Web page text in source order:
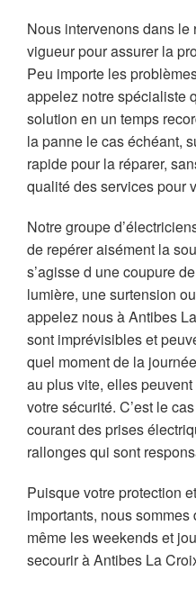
Nous intervenons dans le
vigueur pour assurer la
Peu importe les
appelez notre spécialiste
solution en un temps
la panne le cas échéant,
rapide pour la réparer,
qualité des services pour
Notre groupe
de repérer aisément la
s’agisse d une coupure
lumière, une surtension
appelez nous à Antibes
sont imprévisibles et
quel moment de la
au plus vite, elles
votre sécurité. C’est le
courant des prises
rallonges qui sont
Puisque votre protection
importants, nous
même les weekends et
secourir à Antibes La